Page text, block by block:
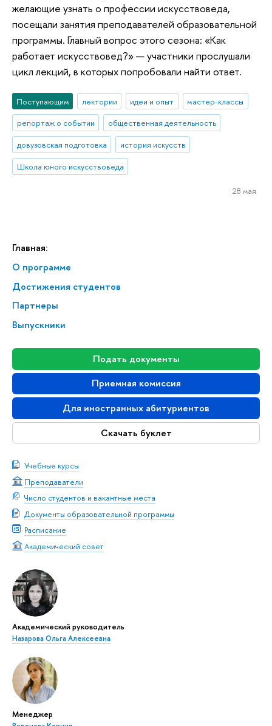
Главная:
О программе
Достижения студентов
Партнеры
Выпускники
Подать документы
Приемная комиссия
Для иностранных абитуриентов
Скачать буклет
Учебные курсы
Преподаватели
Число студентов и вакантные места
Документы образовательной программы
Расписание
Академический совет
Академический руководитель
Назарова Ольга Алексеевна
Менеджер
желающие узнать о профессии искусствоведа,
посещали занятия преподавателей образовательной
программы. Главный вопрос этого сезона: «Как
работает искусствовед?» — участники прослушали
цикл лекций, в которых попробовали найти ответ.
Поступающим лектории идеи и опыт
мастер-классы
репортаж о событии
общественная деятельность
довузовская подготовка
история искусств
Школа юного искусствоведа
28 мая